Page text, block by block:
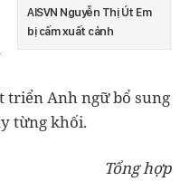
AISVN Nguyễn Thị Út Em
bị cấm xuất cảnh
triển Anh ngữ bổ sung
từng khối.
Tổng hợp